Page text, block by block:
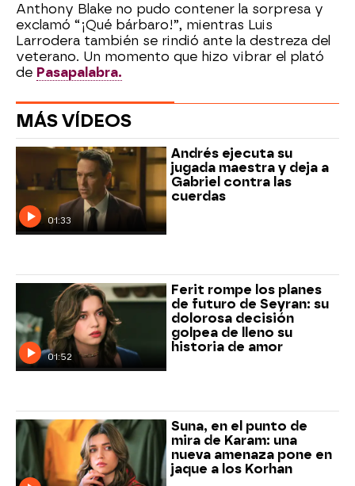
Anthony Blake no pudo contener la sorpresa y
exclamó “¡Qué bárbaro!”, mientras Luis
Larrodera también se rindió ante la destreza del
veterano. Un momento que hizo vibrar el plató
de Pasapalabra.
MÁS VÍDEOS
01:33
Andrés ejecuta su
jugada maestra y deja a
Gabriel contra las
cuerdas
01:52
Ferit rompe los planes
de futuro de Seyran: su
dolorosa decisión
golpea de lleno su
historia de amor
Suna, en el punto de
mira de Karam: una
nueva amenaza pone en
jaque a los Korhan